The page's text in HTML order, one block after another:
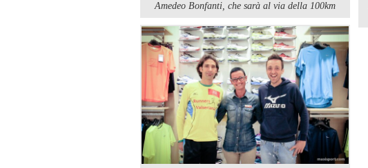
Amedeo Bonfanti, che sarà al via della 100km